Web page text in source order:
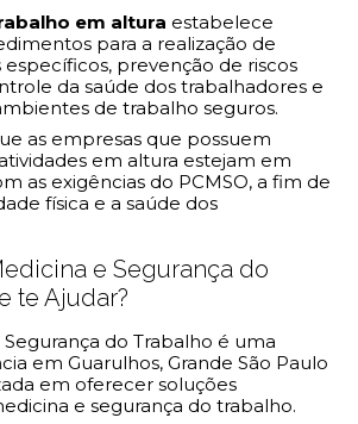
em altura estabelece
para a realização de
prevenção de riscos
da saúde dos trabalhadores e
de trabalho seguros.
as empresas que possuem
em altura estejam em
as exigências do PCMSO, a fim de
física e a saúde dos
e Segurança do
te Ajudar?
Segurança do Trabalho é uma
em Guarulhos, Grande São Paulo
em oferecer soluções
e segurança do trabalho.